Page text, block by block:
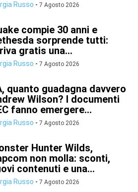
Russo - 7 Agosto 2026
compie 30 anni e
sorprende tutti:
gratis una...
Russo - 7 Agosto 2026
quanto guadagna davvero
Wilson? I documenti
fanno emergere...
Russo - 7 Agosto 2026
Hunter Wilds,
non molla: sconti,
contenuti e una...
Russo - 7 Agosto 2026